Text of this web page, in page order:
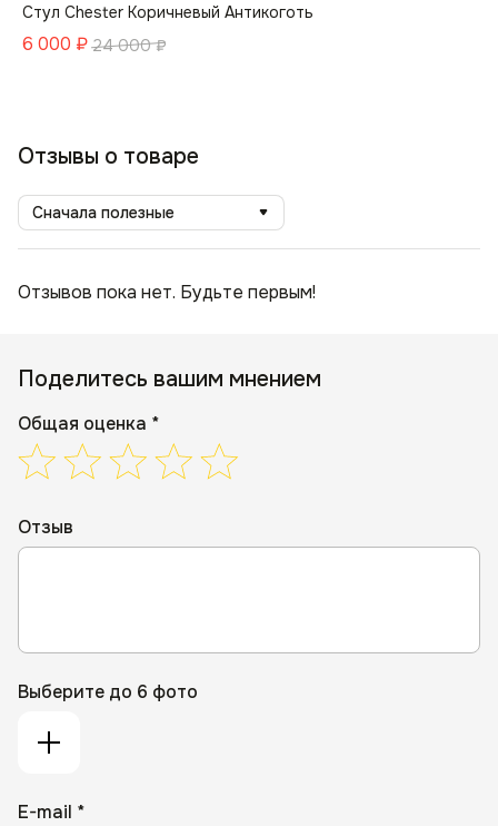
Стул Chester Коричневый Антикоготь
6 000 ₽ 24 000 ₽
Отзывы о товаре
Сначала полезные
Отзывов пока нет. Будьте первым!
Поделитесь вашим мнением
Общая оценка *
Отзыв
Выберите до 6 фото
E-mail *